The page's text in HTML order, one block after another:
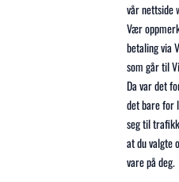
vår nettside
Vær
betaling via
som går til
Da var det
det bare for
seg til
at du valgte
vare på deg.